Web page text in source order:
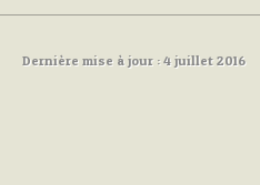
Dernière mise à jour : 4 juillet 2016